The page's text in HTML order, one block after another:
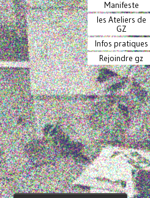
Manifeste
les Ateliers de
GZ
Infos pratiques
Rejoindre gz